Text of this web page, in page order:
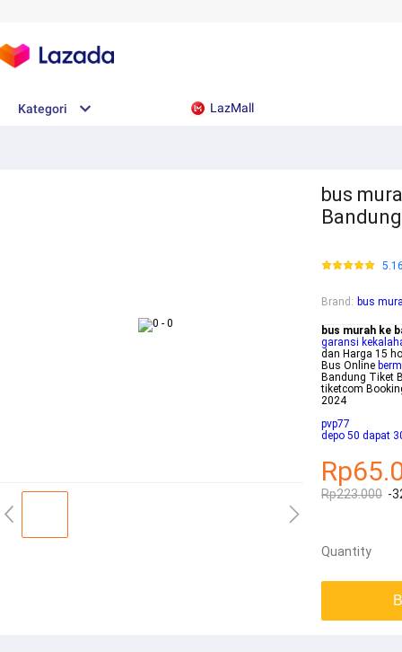
Kategori LazMall
bus
Brand : bus
bus murah ke
garansi
dan Harga 15
Bus Online
Bandung Tiket
tiketcom
2024
pvp77
depo 50 dapat
Rp223.000 -
Quantity